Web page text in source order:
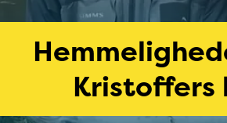
Kristoffers